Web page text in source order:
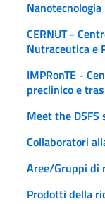
CERNUT -
Nutraceutica e
IMPRonTE -
preclinico e
Meet the
Collaboratori
Aree/Gruppi di
Prodotti della